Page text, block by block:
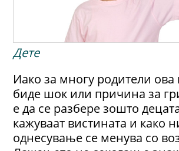
Дете
Иако за многу родители
биде шок или причина за
е да се разбере зошто
кажуваат вистината и како
однесување се менува со